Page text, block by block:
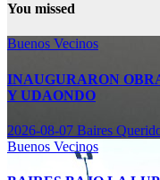
You missed
Buenos Vecinos
INAUGURARON
Y UDAONDO
2026-08-07 Baires
Buenos Vecinos